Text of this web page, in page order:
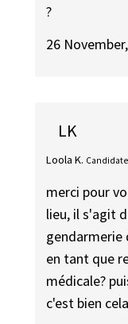
?
26
LK
Loola K. Candidate
merci pour
lieu, il s'agit
gendarmerie
en tant que
médicale?
c'est bien